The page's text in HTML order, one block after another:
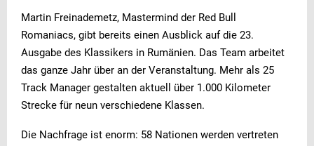
Martin Freinademetz, Mastermind der Red Bull
Romaniacs, gibt bereits einen Ausblick auf die 23.
Ausgabe des Klassikers in Rumänien. Das Team arbeitet
das ganze Jahr über an der Veranstaltung. Mehr als 25
Track Manager gestalten aktuell über 1.000 Kilometer
Strecke für neun verschiedene Klassen.
Die Nachfrage ist enorm: 58 Nationen werden vertreten